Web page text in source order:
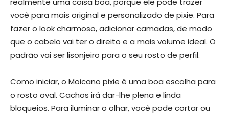
você para mais original e personalizado de pixie. Para
fazer o look charmoso, adicionar camadas, de modo
que o cabelo vai ter o direito e a mais volume ideal. O
padrão vai ser lisonjeiro para o seu rosto de perfil.
Como iniciar, o Moicano pixie é uma boa escolha para
o rosto oval. Cachos irá dar-lhe plena e linda
bloqueios. Para iluminar o olhar, você pode cortar ou